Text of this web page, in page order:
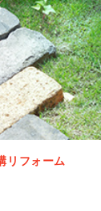
リフォーム